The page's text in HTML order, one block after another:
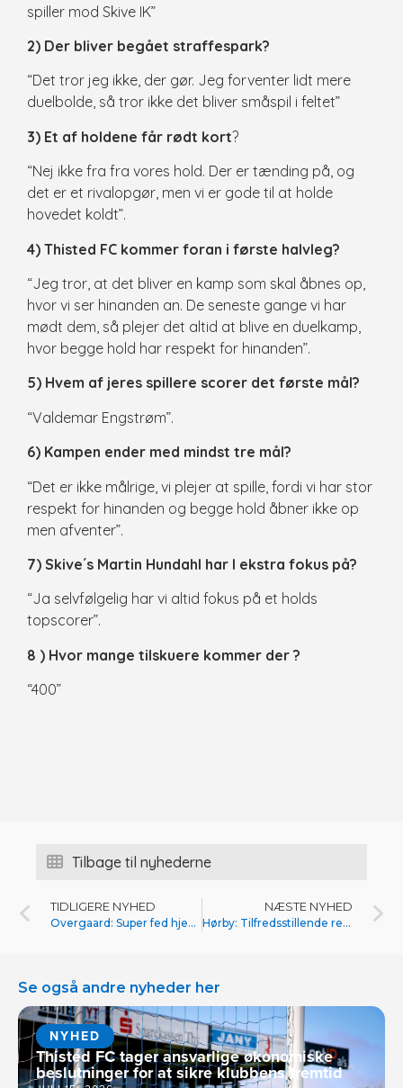
spiller mod Skive IK”
2) Der bliver begået straffespark?
“Det tror jeg ikke, der gør. Jeg forventer lidt mere
duelbolde, så tror ikke det bliver småspil i feltet”
3) Et af holdene får rødt kort?
“Nej ikke fra fra vores hold. Der er tænding på, og
det er et rivalopgør, men vi er gode til at holde
hovedet koldt”.
4) Thisted FC kommer foran i første halvleg?
“Jeg tror, at det bliver en kamp som skal åbnes op,
hvor vi ser hinanden an. De seneste gange vi har
mødt dem, så plejer det altid at blive en duelkamp,
hvor begge hold har respekt for hinanden”.
5) Hvem af jeres spillere scorer det første mål?
“Valdemar Engstrøm”.
6) Kampen ender med mindst tre mål?
“Det er ikke målrige, vi plejer at spille, fordi vi har stor
respekt for hinanden og begge hold åbner ikke op
men afventer”.
7) Skive´s Martin Hundahl har I ekstra fokus på?
“Ja selvfølgelig har vi altid fokus på et holds
topscorer”.
8 ) Hvor mange tilskuere kommer der ?
“400”
Tilbage til nyhederne
TIDLIGERE NYHED
Overgaard: Super fed hjemmebanedebut
NÆSTE NYHED
Hørby: Tilfredsstillende resultat i Skive
Se også andre nyheder her
NYHED
Thisted FC tager ansvarlige økonomiske
beslutninger for at sikre klubbens fremtid